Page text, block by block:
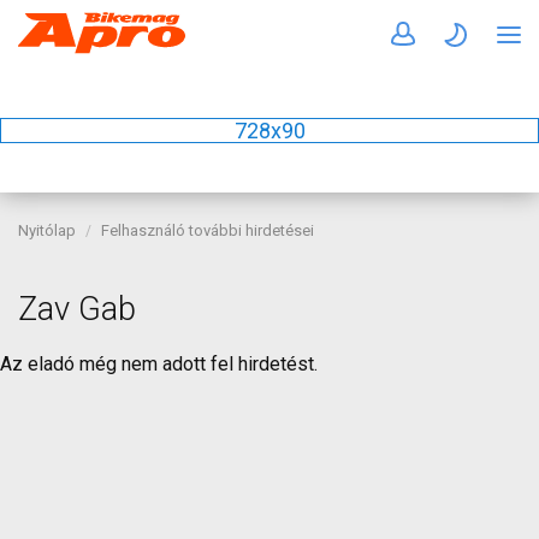
728x90
Nyitólap Felhasználó további hirdetései
Zav Gab
Az eladó még nem adott fel hirdetést.